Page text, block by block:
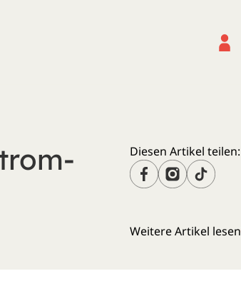
Diesen Artikel teilen:
Weitere Artikel lesen